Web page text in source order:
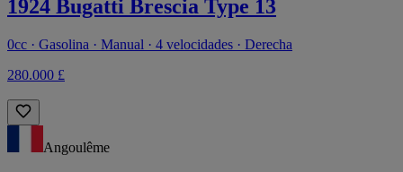
1924 Bugatti Brescia Type 13
0cc · Gasolina · Manual · 4 velocidades · Derecha
280.000 £
Angoulême